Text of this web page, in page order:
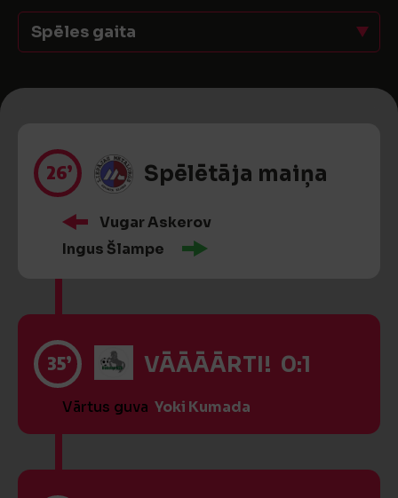
Spēles gaita
26’ Spēlētāja maiņa
Vugar Askerov
Ingus Šlampe
35’ VĀĀĀĀRTI! 0:1
Vārtus guva Yoki Kumada